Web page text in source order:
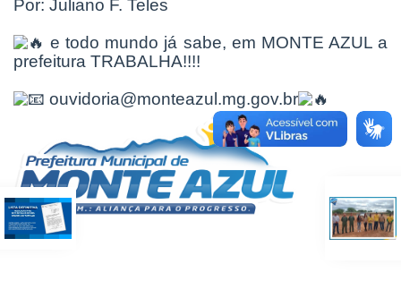
Por: Juliano F. Teles
e todo mundo já sabe, em MONTE AZUL a
prefeitura TRABALHA!!!!
ouvidoria@monteazul.mg.gov.br